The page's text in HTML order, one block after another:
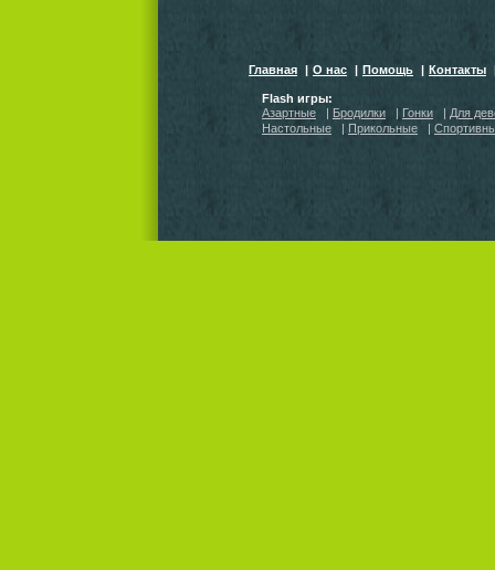
Главная | О нас | Помощь | Контакты
Flash игры:
Азартные
| Бродилки | Гонки | Для
Настольные
| Прикольные |